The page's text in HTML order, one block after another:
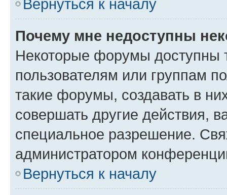
Вернуться к началу
Почему мне недоступны
Некоторые форумы доступны
пользователям или группам
такие форумы, создавать в
совершать другие действия,
специальное разрешение.
администратором
Вернуться к началу